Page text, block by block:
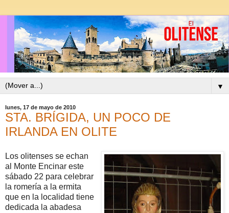
▼
lunes, 17 de mayo de 2010
STA. BRÍGIDA, UN POCO DE
IRLANDA EN OLITE
Los olitenses se echan
al Monte Encinar este
sábado 22 para celebrar
la romería a la ermita
que en la localidad tiene
dedicada la abadesa